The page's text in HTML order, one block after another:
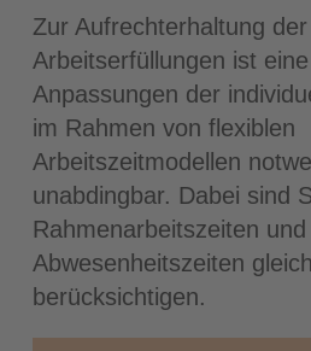
Zur Aufrechterhaltung
Arbeitserfüllungen ist
Anpassungen der
im Rahmen von flexiblen
Arbeitszeitmodellen
unabdingbar. Dabei sind
Rahmenarbeitszeiten
Abwesenheitszeiten
berücksichtigen.